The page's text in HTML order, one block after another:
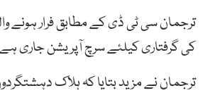
کی گرفتاری کیلئے سرچ آپریشن جاری